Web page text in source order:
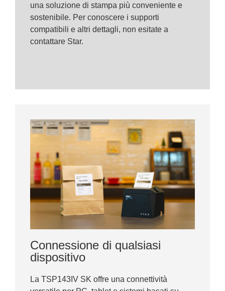
Connessione di qualsiasi
dispositivo
La TSP143IV SK offre una connettività
una soluzione di stampa più conveniente e
sostenibile. Per conoscere i supporti
compatibili e altri dettagli, non esitate a
contattare Star.